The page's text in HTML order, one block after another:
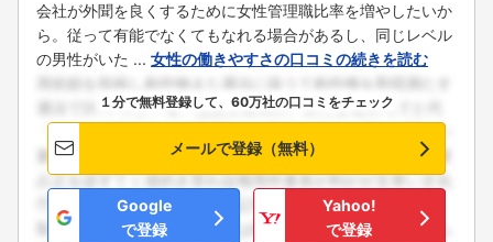
フォローしました
会社が外聞を良くするために女性管理職比率を増やしたいか
ら。従って有能でなくてもなれる場合があるし、同じレベル
の男性がいた ... 女性の働きやすさの口コミの続きを読む
１分で無料登録して、60万社の口コミをチェック
メールで登録（無料）
Google
で登録
Yahoo!
で登録